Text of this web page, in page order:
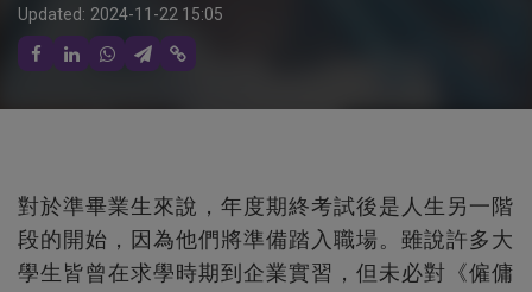
Updated: 2024-11-22 15:05
對於準畢業生來說，年度期終考試後是人生另一階
段的開始，因為他們將準備踏入職場。雖說許多大
學生皆曾在求學時期到企業實習，但未必對《僱傭